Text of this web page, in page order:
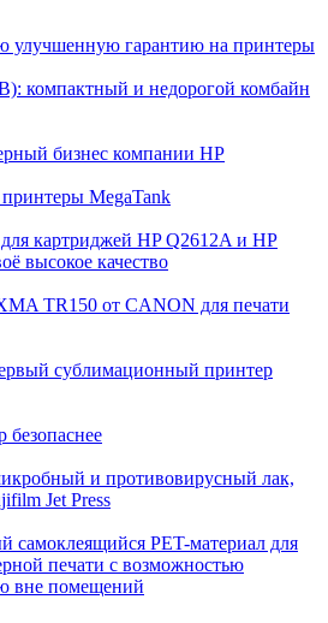
улучшенную гарантию на принтеры
компактный и недорогой комбайн
бизнес компании HP
MegaTank
картриджей HP Q2612A и HP
высокое качество
TR150 от CANON для печати
сублимационный принтер
безопаснее
и противовирусный лак,
Jet Press
самоклеящийся PET-материал для
печати с возможностью
вне помещений